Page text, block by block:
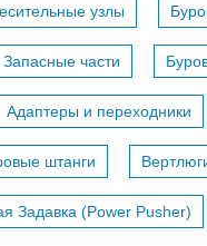
узлы
Запасные части
Адаптеры и переходники
штанги
Задавка (Power Pusher)